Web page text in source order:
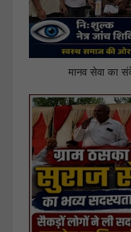
मानव सेवा का